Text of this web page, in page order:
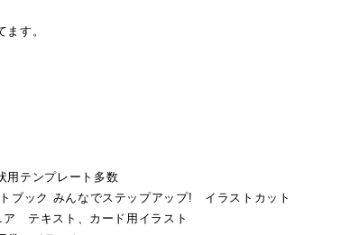
す。
用テンプレート多数
ブック みんなでステップアップ! イラストカット
テキスト、カード用イラスト